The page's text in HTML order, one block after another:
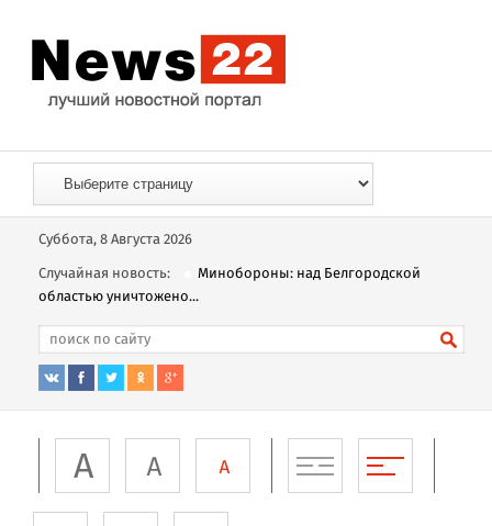
Суббота, 8 Августа 2026
Случайная новость:
Минобороны: над Белгородской
областью уничтожено...